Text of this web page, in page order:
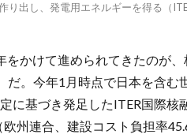
り出し、発電用エネルギーを得る（
をかけて進められてきたのが
だ。今年1月時点で日本を含
に基づき発足したITER国際核
州連合、建設コスト負担率